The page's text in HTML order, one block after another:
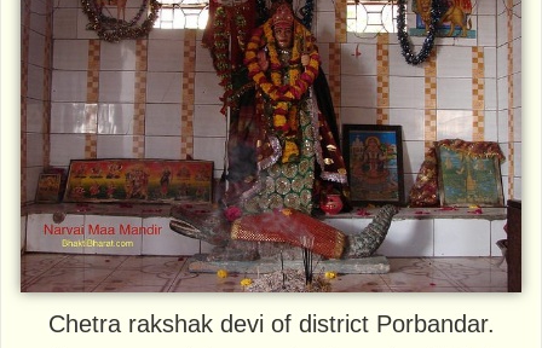
Chetra rakshak devi of district Porbandar.